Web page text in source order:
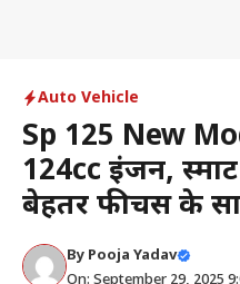
Auto Vehicle
Sp 125 New
124cc इंजन,
बेहतर फीचर्स के
By Pooja Yadav
On: September 29, 2025